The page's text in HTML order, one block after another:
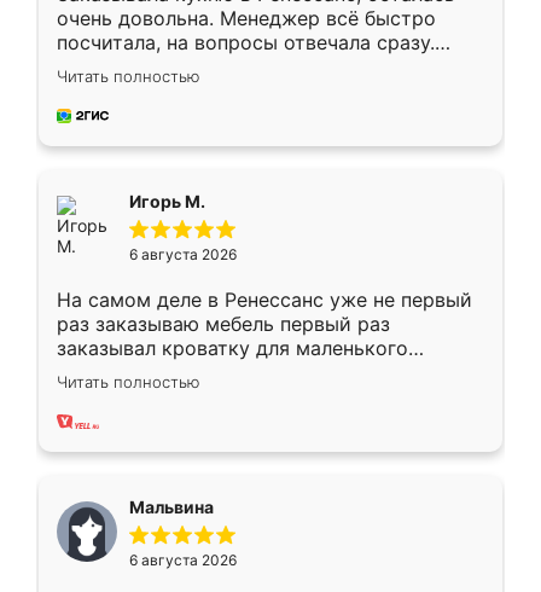
очень довольна. Менеджер всё быстро
посчитала, на вопросы отвечала сразу.
Замерщик приехал в субботу, подошёл к
делу со всей ответственностью. Собрали
за день, ребята работали аккуратно, даже
Читать полностью
Игорь М.
6 августа 2026
На самом деле в Ренессанс уже не первый
раз заказываю мебель первый раз
заказывал кроватку для маленького
ребёнка при его рождении ,во второй раз
заказал шкаф-купе. По качеству очень
хорошее сборка достаточно быстрая,
меньше, здесь же он более разнообразный.
Мне нравится ,если что-то потребуется из
мебели буду заказывать только здесь.
Читать полностью
Мальвина
6 августа 2026